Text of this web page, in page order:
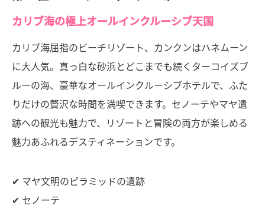
カリブ海の極上オールインクルーシブ天国
カリブ海屈指のビーチリゾート、カンクンはハネムーン
に大人気。真っ白な砂浜とどこまでも続くターコイズブ
ルーの海、豪華なオールインクルーシブホテルで、ふた
りだけの贅沢な時間を満喫できます。セノーテやマヤ遺
跡への観光も魅力で、リゾートと冒険の両方が楽しめる
魅力あふれるデスティネーションです。
✔ マヤ文明のピラミッドの遺跡
✔ セノーテ